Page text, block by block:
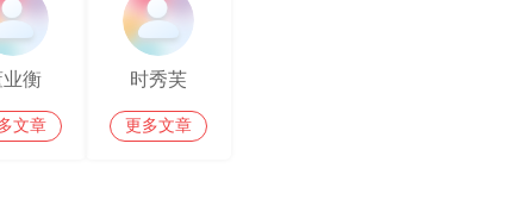
业衡
文章
时秀芙
更多文章